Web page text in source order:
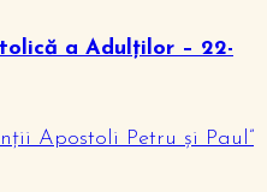
a Adulților – 22-